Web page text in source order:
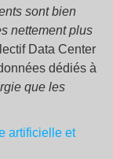
sont bien
nettement plus
Data Center
dédiés à
que les
artificielle et